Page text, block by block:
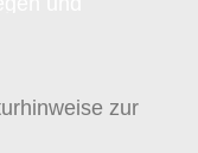
? Was
beim
zur